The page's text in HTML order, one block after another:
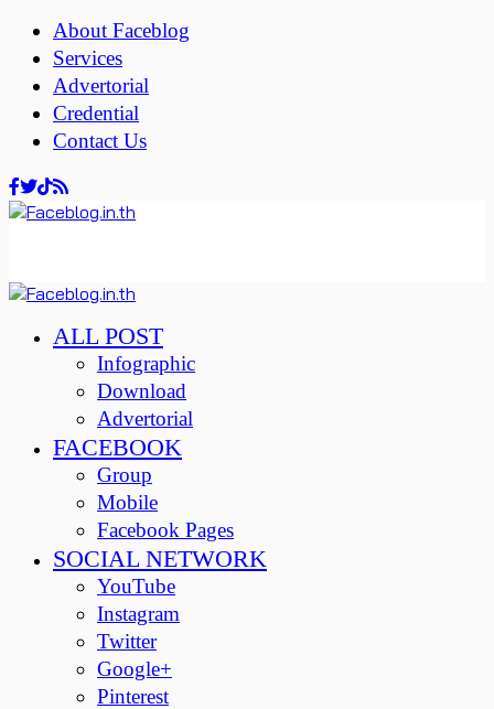
About Faceblog
Services
Advertorial
Credential
Contact Us
ALL POST
Infographic
Download
Advertorial
FACEBOOK
Group
Mobile
Facebook Pages
SOCIAL NETWORK
YouTube
Instagram
Twitter
Google+
Pinterest